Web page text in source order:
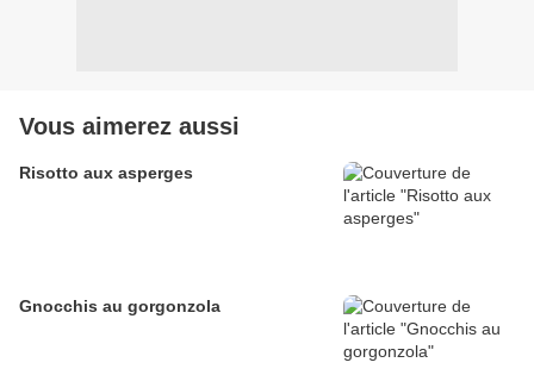
Vous aimerez aussi
Risotto aux asperges
Gnocchis au gorgonzola